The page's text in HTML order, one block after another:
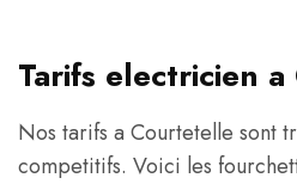
Tarifs electricien
Nos tarifs a Courtetelle sont
competitifs. Voici les